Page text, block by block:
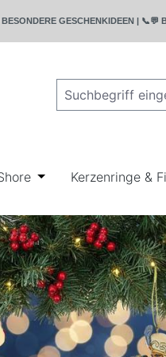
GESCHENKIDEEN | 📞💬
Bullyland
der Kategorie Disney
Schließe das Dropdown
Öffne oder Schließe
Kerzenringe &